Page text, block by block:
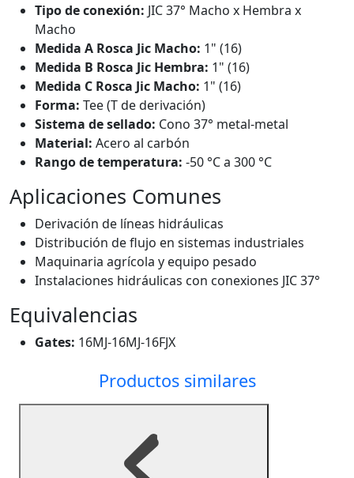
Tipo de conexión: JIC 37° Macho x Hembra x
Macho
Medida A Rosca Jic Macho: 1" (16)
Medida B Rosca Jic Hembra: 1" (16)
Medida C Rosca Jic Macho: 1" (16)
Forma: Tee (T de derivación)
Sistema de sellado: Cono 37° metal-metal
Material: Acero al carbón
Rango de temperatura: -50 °C a 300 °C
Aplicaciones Comunes
Derivación de líneas hidráulicas
Distribución de flujo en sistemas industriales
Maquinaria agrícola y equipo pesado
Instalaciones hidráulicas con conexiones JIC 37°
Equivalencias
Gates: 16MJ-16MJ-16FJX
Productos similares